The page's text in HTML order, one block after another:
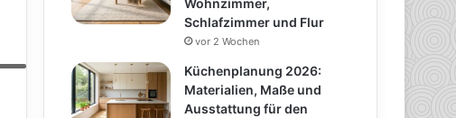
Wohnzimmer,
Schlafzimmer und Flur
vor 2 Wochen
Küchenplanung 2026:
Materialien, Maße und
Ausstattung für den